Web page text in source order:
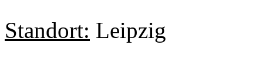
Standort: Leipzig